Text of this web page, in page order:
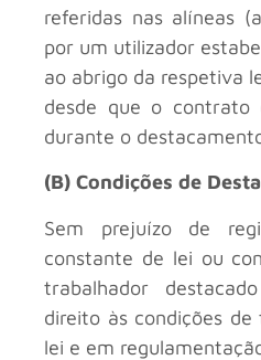
referidas nas alíneas
por um utilizador
ao abrigo da respetiva
desde que o contrato
durante o
(B) Condições de
Sem prejuízo de
constante de lei ou
trabalhador
direito às condições
lei e em